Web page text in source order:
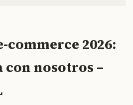
commerce 2026:
nosotros –